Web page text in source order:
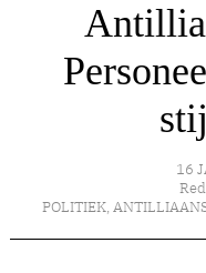
16
POLITIEK,